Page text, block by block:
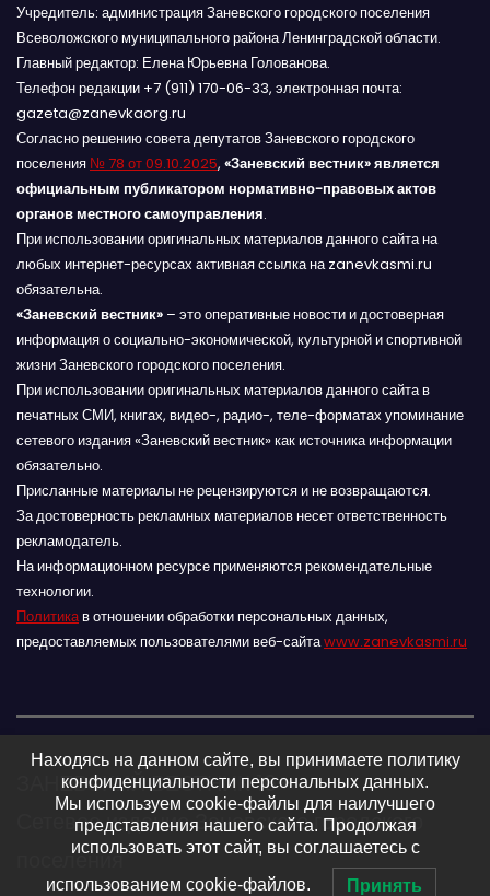
Учредитель: администрация Заневского городского поселения
Всеволожского муниципального района Ленинградской области.
Главный редактор: Елена Юрьевна Голованова.
Телефон редакции +7 (911) 170-06-33, электронная почта:
gazeta@zanevkaorg.ru
Согласно решению совета депутатов Заневского городского
поселения № 78 от 09.10.2025, «Заневский вестник» является
официальным публикатором нормативно-правовых актов
органов местного самоуправления.
При использовании оригинальных материалов данного сайта на
любых интернет-ресурсах активная ссылка на zanevkasmi.ru
обязательна.
«Заневский вестник» – это оперативные новости и достоверная
информация о социально-экономической, культурной и спортивной
жизни Заневского городского поселения.
При использовании оригинальных материалов данного сайта в
печатных СМИ, книгах, видео-, радио-, теле-форматах упоминание
сетевого издания «Заневский вестник» как источника информации
обязательно.
Присланные материалы не рецензируются и не возвращаются.
За достоверность рекламных материалов несет ответственность
рекламодатель.
На информационном ресурсе применяются рекомендательные
технологии.
Политикав отношении обработки персональных данных,
предоставляемых пользователями веб-сайтаwww.zanevkasmi.ru
ЗАНЕВСКИЙ ВЕСТНИК 16+
Сетевое издание Заневского городского
поселения
Находясь на данном сайте, вы принимаете политику
конфиденциальности персональных данных.
Мы используем cookie-файлы для наилучшего
представления нашего сайта. Продолжая
использовать этот сайт, вы соглашаетесь с
использованием cookie-файлов. Принять